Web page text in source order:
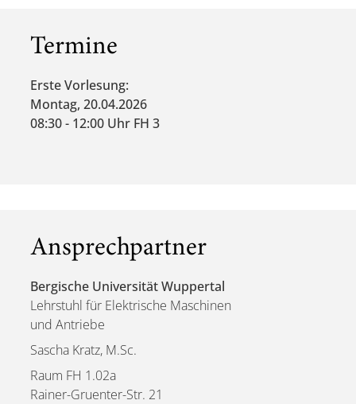
Termine
Erste Vorlesung:
Montag, 20.04.2026
08:30 - 12:00 Uhr FH 3
Ansprechpartner
Bergische Universität Wuppertal
Lehrstuhl für Elektrische Maschinen
und Antriebe
Sascha Kratz, M.Sc.
Raum FH 1.02a
Rainer-Gruenter-Str. 21